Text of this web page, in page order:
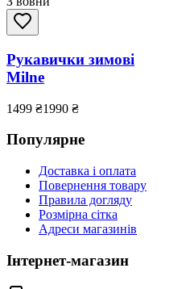
Рукавички зимові
Milne
1499 ₴1990 ₴
Популярне
Доставка і оплата
Повернення товару
Правила догляду
Розмірна сітка
Адреси магазинів
Інтернет-магазин